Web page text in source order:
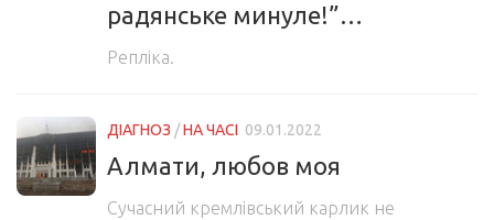
радянське минуле!”…
Репліка.
ДІАГНОЗ /НА ЧАСІ 09.01.2022
Алмати, любов моя
Сучасний кремлівський карлик не